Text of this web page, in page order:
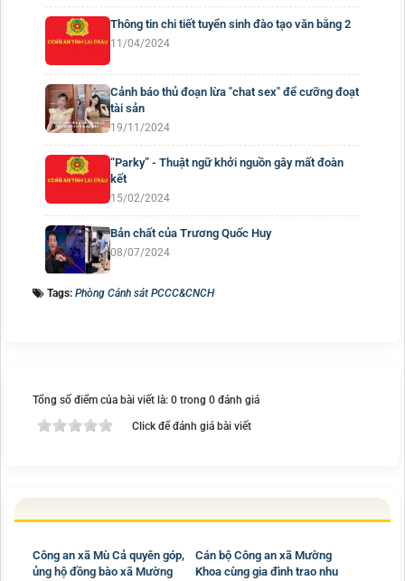
Thông tin chi tiết tuyển sinh đào tạo văn bằng 2
11/04/2024
Cảnh báo thủ đoạn lừa "chat sex" để cưỡng đoạt
tài sản
19/11/2024
“Parky” - Thuật ngữ khởi nguồn gây mất đoàn
kết
15/02/2024
Bản chất của Trương Quốc Huy
08/07/2024
Tags: Phòng Cảnh sát PCCC&CNCH
Tổng số điểm của bài viết là: 0 trong 0 đánh giá
Click để đánh giá bài viết